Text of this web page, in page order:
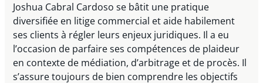
Joshua Cabral Cardoso se bâtit une pratique
diversifiée en litige commercial et aide habilement
ses clients à régler leurs enjeux juridiques. Il a eu
l’occasion de parfaire ses compétences de plaideur
en contexte de médiation, d’arbitrage et de procès. Il
s’assure toujours de bien comprendre les objectifs